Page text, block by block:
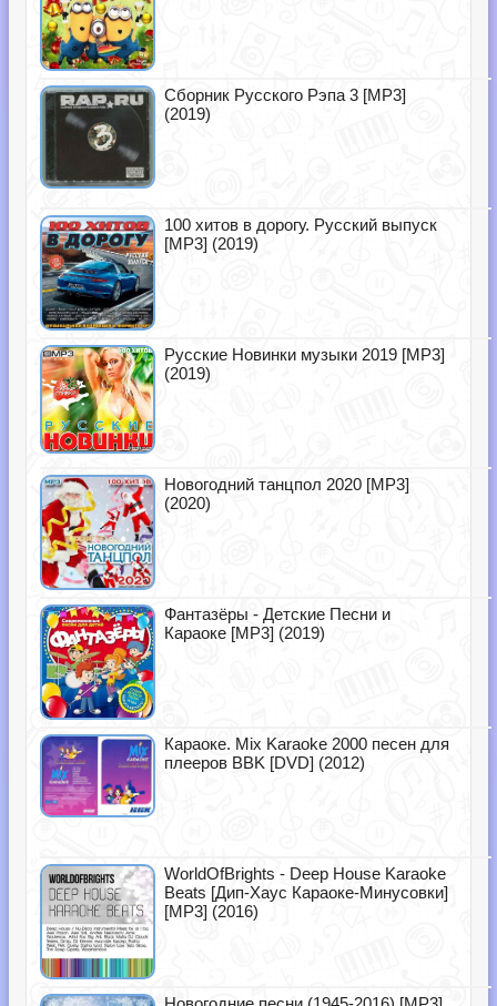
Сборник Русского Рэпа 3 [MP3]
(2019)
100 хитов в дорогу. Русский выпуск
[MP3] (2019)
Русские Новинки музыки 2019 [MP3]
(2019)
Новогодний танцпол 2020 [MP3]
(2020)
Фантазёры - Детские Песни и
Караоке [MP3] (2019)
Караоке. Mix Karaoke 2000 песен для
плееров BBK [DVD] (2012)
WorldOfBrights - Deep House Karaoke
Beats [Дип-Хаус Караоке-Минусовки]
[MP3] (2016)